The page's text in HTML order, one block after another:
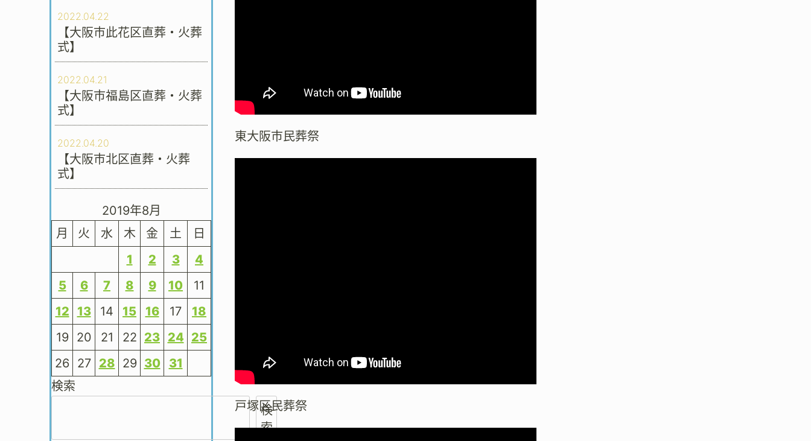
2022.04.22
【大阪市此花区直葬・火葬
式】
2022.04.21
【大阪市福島区直葬・火葬
式】
2022.04.20
【大阪市北区直葬・火葬
式】
2019年8月
月
火 水 木 金 土
日
1
2 3
4
5
6 7 8 9 10
11
12
13 14 15 16 17
18
19
20 21 22 23 24 25
26 27 28 29 30 31
検索
検
索
東大阪市民葬祭
戸塚区民葬祭